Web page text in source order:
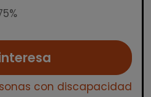
con discapacidad